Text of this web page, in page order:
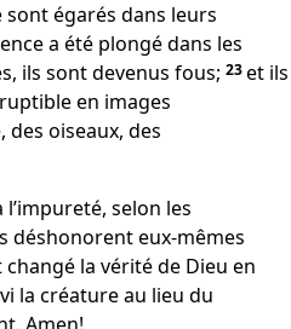
égarés dans leurs
a été plongé dans les
ils sont devenus fous; 23et ils
en images
oiseaux, des
l’impureté, selon les
déshonorent eux-mêmes
la vérité de Dieu en
la créature au lieu du